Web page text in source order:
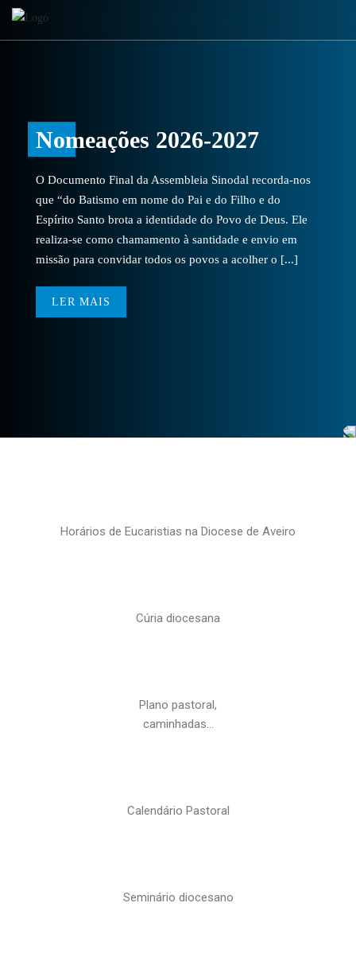
Nomeações 2026-2027
O Documento Final da Assembleia Sinodal recorda-nos
que “do Batismo em nome do Pai e do Filho e do
Espírito Santo brota a identidade do Povo de Deus. Ele
realiza-se como chamamento à santidade e envio em
missão para convidar todos os povos a acolher o [...]
LER MAIS
Horários de Eucaristias na Diocese de Aveiro
Cúria diocesana
Plano pastoral,
caminhadas…
Calendário Pastoral
Seminário diocesano